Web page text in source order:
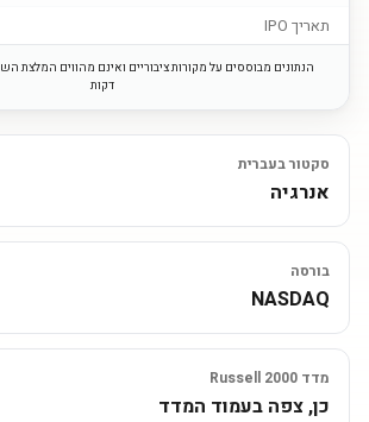
תאריך IPO
דקות
סקטור בעברית
אנרגיה
בורסה
NASDAQ
מדד Russell 2000
כן, צפה בעמוד המדד